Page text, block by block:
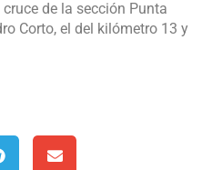
de la sección Punta
Corto, el del kilómetro 13 y